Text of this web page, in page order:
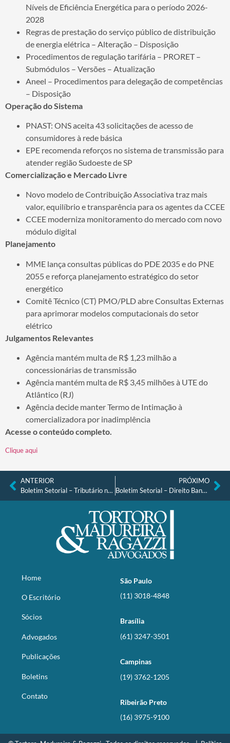
Níveis de Eficiência Energética para o período 2026-
2028
Regras de prestação do serviço público de distribuição
de energia elétrica – Alteração – Disposição
Procedimentos de regulação tarifária – PRORET –
Submódulos – Versões – Atualização
Aneel – Procedimentos para delegação de competências
– Disposição
Operação do Sistema
PNAST: ONS aceita 43 solicitações de acesso de
consumidores à rede básica
EPE recomenda reforços no sistema de transmissão para
atender região Sudoeste de SP
Comercialização e Mercado Livre
Novo modelo de Contribuição Associativa traz mais
valor, equilíbrio e transparência para os agentes da CCEE
CCEE moderniza monitoramento do mercado com novo
módulo digital
Planejamento
MME lança consultas públicas do PDE 2035 e do PNE
2055 e reforça planejamento estratégico do setor
energético
Comitê Técnico (CT) PMO/PLD abre Consultas Externas
para aprimorar modelos computacionais do setor
elétrico
Julgamentos Relevantes
Agência mantém multa de R$ 1,23 milhão a
concessionárias de transmissão
Agência mantém multa de R$ 3,45 milhões à UTE do
Atlântico (RJ)
Agência decide manter Termo de Intimação à
comercializadora por inadimplência
Acesse o conteúdo completo.
Clique aqui
ANTERIOR
Boletim Setorial – Tributário nº 60, de fevereiro de 2026
PRÓXIMO
Boletim Setorial – Direito Bancário e Financeiro nº 59, de março de 2026
Home
O Escritório
Sócios
Advogados
Publicações
Boletins
Contato
São Paulo
(11) 3018-4848
Brasília
(61) 3247-3501
Campinas
(19) 3762-1205
Ribeirão Preto
(16) 3975-9100